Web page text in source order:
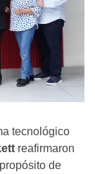
tecnológico
reafirmaron
de